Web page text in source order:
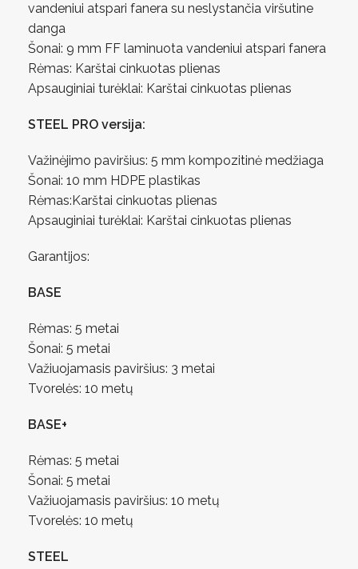
vandeniui atspari fanera su neslystančia viršutine
danga
Šonai: 9 mm FF laminuota vandeniui atspari fanera
Rėmas: Karštai cinkuotas plienas
Apsauginiai turėklai: Karštai cinkuotas plienas
STEEL PRO versija:
Važinėjimo paviršius: 5 mm kompozitinė medžiaga
Šonai: 10 mm HDPE plastikas
Rėmas:Karštai cinkuotas plienas
Apsauginiai turėklai: Karštai cinkuotas plienas
Garantijos:
BASE
Rėmas: 5 metai
Šonai: 5 metai
Važiuojamasis paviršius: 3 metai
Tvorelės: 10 metų
BASE+
Rėmas: 5 metai
Šonai: 5 metai
Važiuojamasis paviršius: 10 metų
Tvorelės: 10 metų
STEEL